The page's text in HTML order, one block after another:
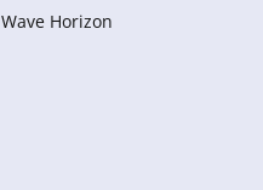
Wave Horizon